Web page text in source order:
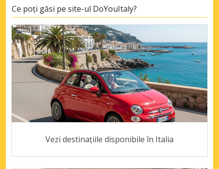
Ce poți găsi pe site-ul DoYouItaly?
Vezi destinațiile disponibile în Italia